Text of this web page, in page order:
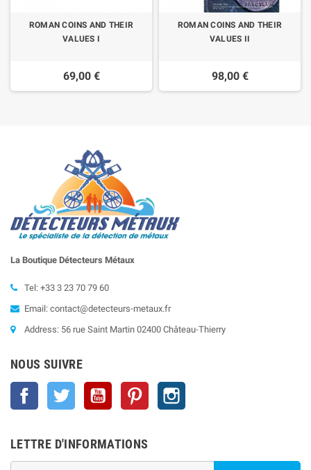
ROMAN COINS AND THEIR
VALUES I
69,00 €
ROMAN COINS AND THEIR
VALUES II
98,00 €
La Boutique Détecteurs Métaux
Tel: +33 3 23 70 79 60
Email: contact@detecteurs-metaux.fr
Address: 56 rue Saint Martin 02400 Château-Thierry
NOUS SUIVRE
Facebook Twitter YouTube Pinterest
LETTRE D'INFORMATIONS